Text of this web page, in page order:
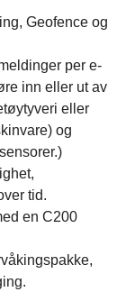
Geofence og
per e-
inn eller ut av
eller
og
tid.
en C200